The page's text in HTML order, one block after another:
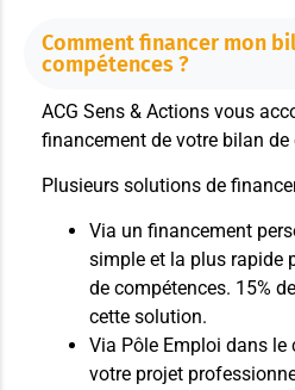
Comment financer mon
compétences ?
ACG Sens & Actions vous
financement de votre bilan de
Plusieurs solutions de
Via un financement
simple et la plus rapide
de compétences. 15%
cette solution.
Via Pôle Emploi dans
votre projet